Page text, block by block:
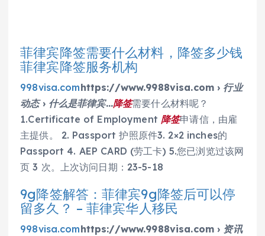
菲律宾降签需要什么材料，降签多少钱
菲律宾降签服务机构
998visa.comhttps://www.9988visa.com › 行业
动态 › 什么是菲律宾…降签需要什么材料呢？
1.Certificate of Employment 降签申请信，由雇
主提供。 2. Passport 护照原件3. 2×2 inches的
Passport 4. AEP CARD (劳工卡) 5.您已浏览过该网
页 3 次。上次访问日期：23-5-18
9g降签解答：菲律宾9g降签后可以停
留多久？ – 菲律宾华人移民
998visa.comhttps://www.9988visa.com › 资讯